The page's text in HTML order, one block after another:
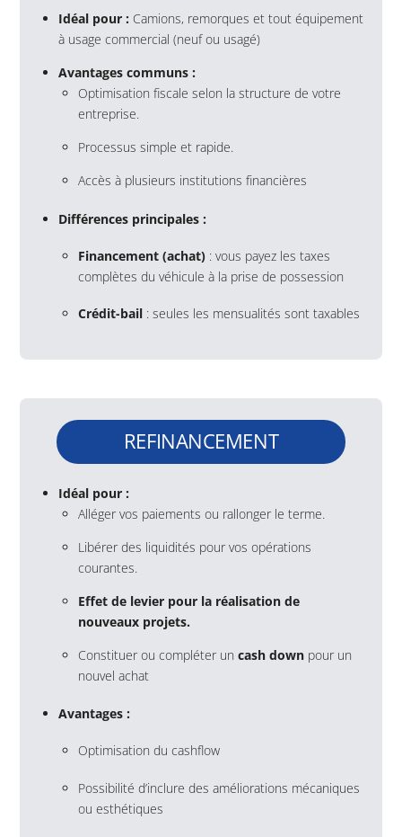
Idéal pour : Camions, remorques et tout équipement
à usage commercial (neuf ou usagé)
Avantages communs :
Optimisation fiscale selon la structure de votre
entreprise.
Processus simple et rapide.
Accès à plusieurs institutions financières
Différences principales :
Financement (achat) : vous payez les taxes
complètes du véhicule à la prise de possession
Crédit-bail : seules les mensualités sont taxables
REFINANCEMENT
Idéal pour :
Alléger vos paiements ou rallonger le terme.
Libérer des liquidités pour vos opérations
courantes.
Effet de levier pour la réalisation de
nouveaux projets.
Constituer ou compléter uncash down pour un
nouvel achat
Avantages :
Optimisation du cashflow
Possibilité d’inclure des améliorations mécaniques
ou esthétiques